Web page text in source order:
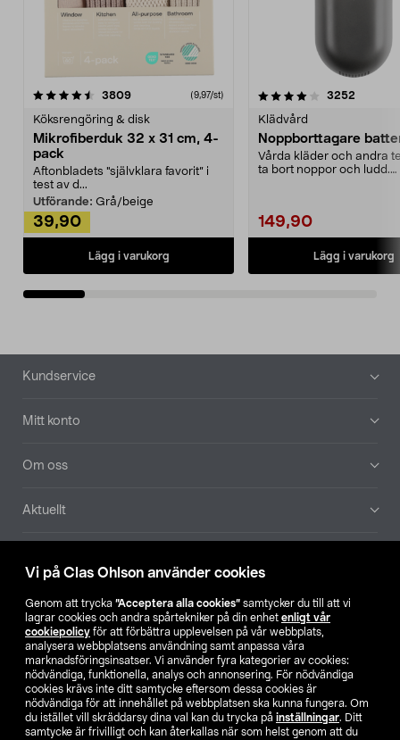
Vi på Clas Ohlson använder cookies
Genom att trycka ”Acceptera alla cookies” samtycker du till att vi
lagrar cookies och andra spårtekniker på din enhet enligt vår
cookiepolicy för att förbättra upplevelsen på vår webbplats,
analysera webbplatsens användning samt anpassa våra
marknadsföringsinsatser. Vi använder fyra kategorier av cookies:
nödvändiga, funktionella, analys och annonsering. För nödvändiga
cookies krävs inte ditt samtycke eftersom dessa cookies är
nödvändiga för att innehållet på webbplatsen ska kunna fungera. Om
du istället vill skräddarsy dina val kan du trycka på inställningar. Ditt
samtycke är frivilligt och kan återkallas när som helst genom att du
3809recensioner (9,97/st)
Köksrengöring & disk
Mikrofiberduk 32 x 31 cm, 4-
pack
Aftonbladets "självklara favorit” i
test av d...
Utförande: Grå/beige
39,90
Lägg i varukorg
4.0av 5 stjärnor 3252
Klädvård
Noppborttagare
Vårda kläder och andra
ta bort noppor och ludd.
149,90
Lägg i varukorg
4.5av 5 stjärnor
Sidfot
Kundservice
Mitt konto
Om oss
Aktuellt
Hitta butik
SE NO FI